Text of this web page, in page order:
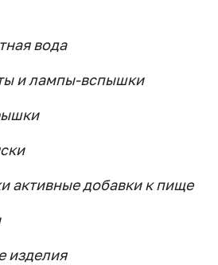
вода
и лампы-вспышки
активные добавки к пище
изделия